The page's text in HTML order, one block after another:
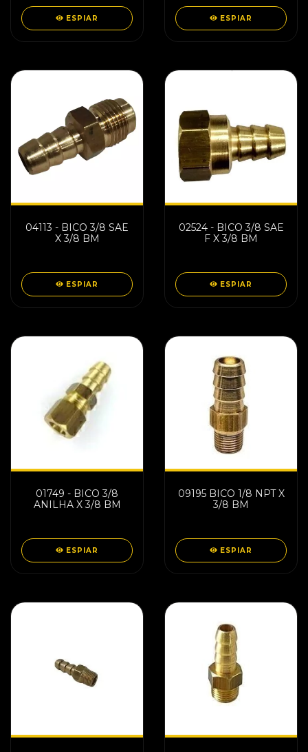
ESPIAR ESPIAR
04113 - BICO 3/8 SAE
X 3/8 BM
ESPIAR
02524 - BICO 3/8 SAE
F X 3/8 BM
ESPIAR
01749 - BICO 3/8
ANILHA X 3/8 BM
ESPIAR
09195 BICO 1/8 NPT X
3/8 BM
ESPIAR